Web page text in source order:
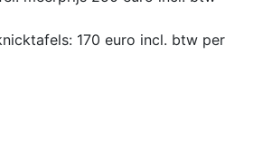
170 euro incl. btw per